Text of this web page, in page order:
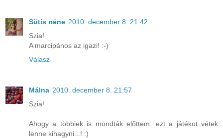
Sütis néne 2010. december 8. 21:42
Szia!
A marcipános az igazi! :-)
Válasz
Málna 2010. december 8. 21:57
Szia!
Ahogy a többiek is mondták előttem: ezt a játékot vétek
lenne kihagyni...! :)